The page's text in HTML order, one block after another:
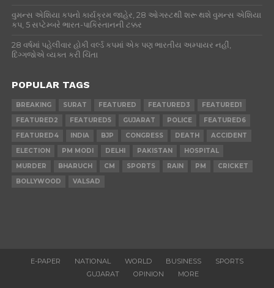
વુમન્સ એશિયા કપનો કાર્યક્રમ જાહેર, 28 ઓગસ્ટથી શરૂ થશે વુમન્સ એશિયા
કપ, 5 સપ્ટેમ્બરે ભારત-પાકિસ્તાનની ટક્કર
28 વર્ષમાં પહેલીવાર હોકી વર્લ્ડ કપમાં એક પણ ભારતીય અમ્પાયર નહીં,
દિગ્ગજોએ વ્યક્ત કરી ચિંતા
POPULAR TAGS
BREAKING SURAT FEATURED FEATURED3
FEATURED1
FEATURED2
FEATURED5 GUJARAT POLICE
FEATURED6
FEATURED4
INDIA BJP CONGRESS DEATH
ACCIDENT
ELECTION
PM MODI DELHI PAKISTAN
HOSPITAL
MURDER
BHARUCH CM SPORTS RAIN PM
CRICKET
BOLLYWOOD
VALSAD
E-PAPER NATIONAL WORLD BUSINESS
SPORTS
GUJARAT
OPINION MORE